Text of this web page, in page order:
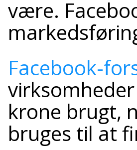
være.
Facebook-
krone brugt,
bruges til at